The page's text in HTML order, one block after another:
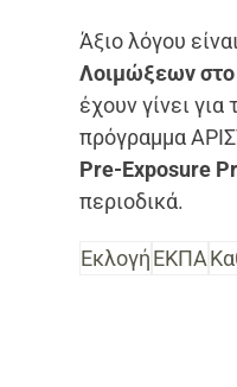
Άξιο λόγου
Λοιμώξεων
έχουν γίνει
πρόγραμμα
Pre-Exposure
περιοδικά.
ΕκλογήΕΚΠΑ